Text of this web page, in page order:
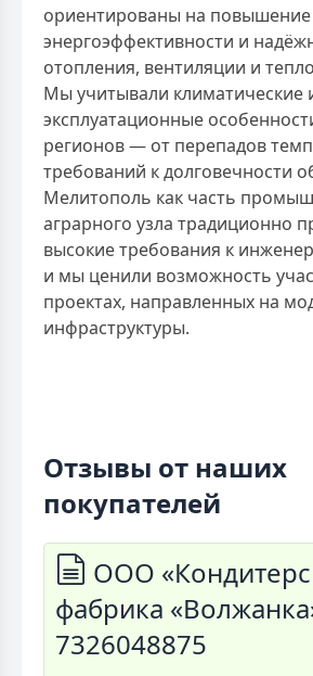
ориентированы на повышение
энергоэффективности и
отопления, вентиляции и
Мы учитывали климатические
эксплуатационные
регионов — от перепадов
требований к долговечности
Мелитополь как часть
аграрного узла традиционно
высокие требования к
и мы ценили возможность
проектах, направленных на
инфраструктуры.
Отзывы от наших
покупателей
ООО
фабрика
7326048875